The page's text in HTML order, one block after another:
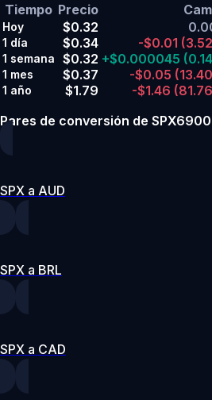
Tiempo Precio
Hoy $0.32
1 día $0.34 -$0.01
1 semana $0.32 +$0.000045
1 mes $0.37 -$0.05
1 año $1.79 -$1.46
Pares de conversión de
SPX a AUD
SPX a BRL
SPX a CAD